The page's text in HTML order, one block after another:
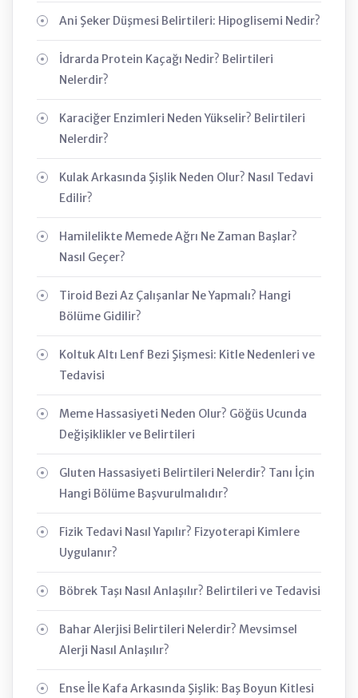
Ani Şeker Düşmesi Belirtileri: Hipoglisemi Nedir?
İdrarda Protein Kaçağı Nedir? Belirtileri
Nelerdir?
Karaciğer Enzimleri Neden Yükselir? Belirtileri
Nelerdir?
Kulak Arkasında Şişlik Neden Olur? Nasıl Tedavi
Edilir?
Hamilelikte Memede Ağrı Ne Zaman Başlar?
Nasıl Geçer?
Tiroid Bezi Az Çalışanlar Ne Yapmalı? Hangi
Bölüme Gidilir?
Koltuk Altı Lenf Bezi Şişmesi: Kitle Nedenleri ve
Tedavisi
Meme Hassasiyeti Neden Olur? Göğüs Ucunda
Değişiklikler ve Belirtileri
Gluten Hassasiyeti Belirtileri Nelerdir? Tanı İçin
Hangi Bölüme Başvurulmalıdır?
Fizik Tedavi Nasıl Yapılır? Fizyoterapi Kimlere
Uygulanır?
Böbrek Taşı Nasıl Anlaşılır? Belirtileri ve Tedavisi
Bahar Alerjisi Belirtileri Nelerdir? Mevsimsel
Alerji Nasıl Anlaşılır?
Ense İle Kafa Arkasında Şişlik: Baş Boyun Kitlesi